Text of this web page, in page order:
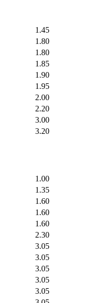
1.45
1.80
1.80
1.85
1.90
1.95
2.00
2.20
3.00
3.20
1.00
1.35
1.60
1.60
1.60
2.30
3.05
3.05
3.05
3.05
3.05